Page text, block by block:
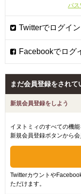
パス
まだ会員登録をされて
新規会員登録をしよう
イヌトミィのすべての機
新規会員登録ボタンから
Twitterカウントや
ただけます。